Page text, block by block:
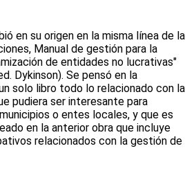
en su origen en la misma línea de la
Manual de gestión para la
de entidades no lucrativas"
Dykinson). Se pensó en la
solo libro todo lo relacionado con la
pudiera ser interesante para
o entes locales, y que es
en la anterior obra que incluye
relacionados con la gestión de